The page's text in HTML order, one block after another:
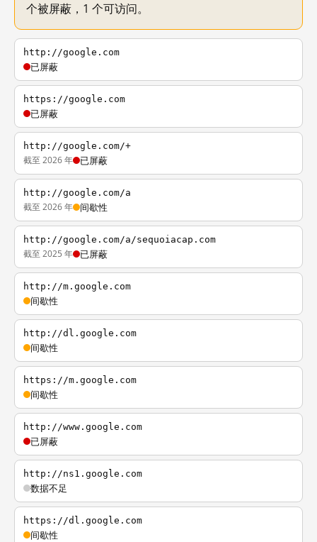
个被屏蔽，1 个可访问。
http://google.com
已屏蔽
https://google.com
已屏蔽
http://google.com/+
截至 2026 年 已屏蔽
http://google.com/a
截至 2026 年 间歇性
http://google.com/a/sequoiacap.com
截至 2025 年 已屏蔽
http://m.google.com
间歇性
http://dl.google.com
间歇性
https://m.google.com
间歇性
http://www.google.com
已屏蔽
http://ns1.google.com
数据不足
https://dl.google.com
间歇性